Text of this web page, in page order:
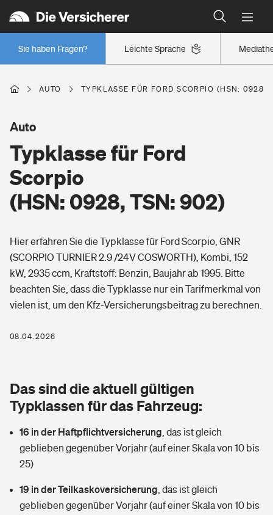
Leichte Sprache
Sie haben Fragen?
Wer versichert was: Jetzt Versicherer finden
Regionalklassen: So ist Ihre Region eingestuft
Wer versichert was: Jetzt Versicherer finden
Berufsunfähigkeitsversicherung
Erwerbsunfähigkeitsversicherung
Arbeitsrechtsschutz
Berufshaftpflichtversicherung
Rentenrechner: Wie viel Geld bekomme ich im Alter?
Wer versichert was: Jetzt Versicherer finden
Sie haben Fragen?
Wohnen
Wohngebäudeversicherung
Hausratversicherung
Elementarversicherung
Photovoltaik
Wärmepumpen versichern
Vermieterrrechtsschutz
Mietkautionsversicherung
Restkreditversicherung
Zur Übersicht
Pri­vate Haft­pflicht­
Rechts­schutz­ver­si­che­rung
Kinderunfall­ver­si­che­rung
Reiseversicherung
Gesundheit
Private Krankenversicherung
Tierkrankenversicherung
Zur Übersicht
AUTO TYPKLASSE FÜR FORD SCORPIO (HSN: 0928,
Typklasse für Ford
Scorpio
(HSN: 0928, TSN: 902)
Auto
Hier erfahren Sie die Typklasse für Ford Scorpio, GNR
(SCORPIO TURNIER 2.9 /24V COSWORTH), Kombi, 152
kW, 2935 ccm, Kraftstoff: Benzin, Baujahr ab 1995. Bitte
beachten Sie, dass die Typklasse nur ein Tarifmerkmal von
vielen ist, um den Kfz-Versicherungsbeitrag zu berechnen.
08.04.2026
Das sind die aktuell gültigen
Typklassen für das Fahrzeug:
16 in der Haftpflichtversicherung das ist gleich
geblieben gegenüber Vorjahr (auf einer Skala von 10 bis
25)
19 in der Teilkaskoversicherung das ist gleich
geblieben gegenüber Vorjahr (auf einer Skala von 10 bis